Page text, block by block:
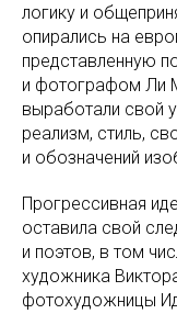
логику и
опирались на
представленную
и фотографом Ли
выработали свой
реализм, стиль,
и обозначений
Прогрессивная
оставила свой
и поэтов, в том
художника
фотохудожницы